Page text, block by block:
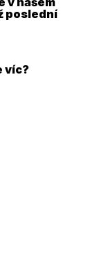
poslední
víc?